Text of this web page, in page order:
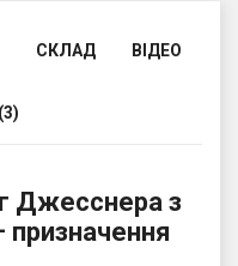
СКЛАД ВІДЕО
Джесснера з